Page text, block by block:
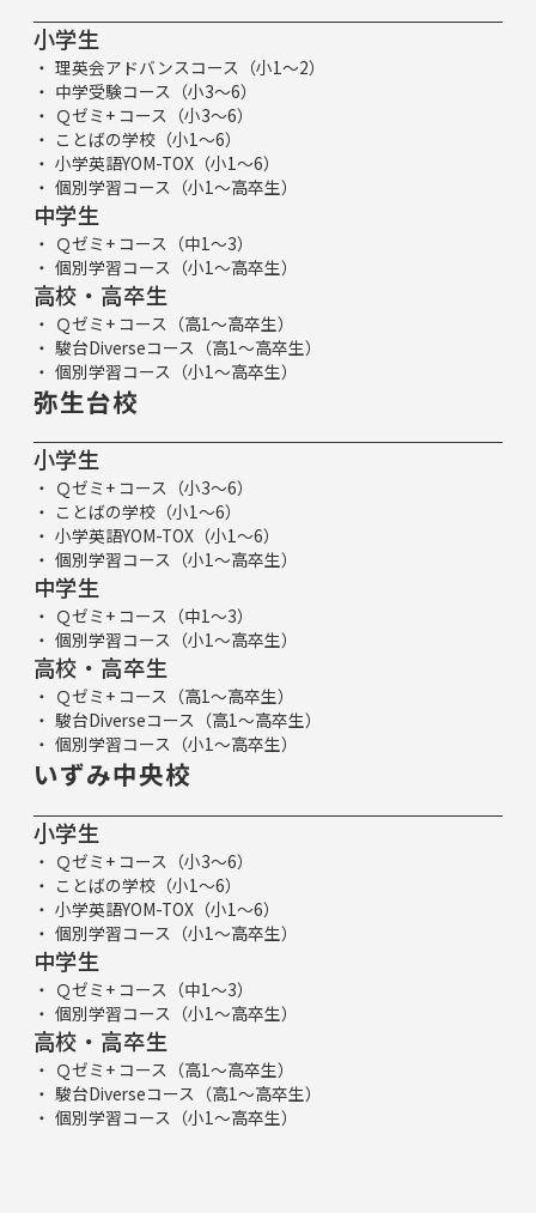
小学生
理英会アドバンスコース（小1～2）
中学受験コース（小3～6）
Ｑゼミ+ コース（小3～6）
ことばの学校（小1～6）
小学英語YOM-TOX（小1～6）
個別学習コース（小1～高卒生）
中学生
Ｑゼミ+ コース（中1～3）
個別学習コース（小1～高卒生）
高校・高卒生
Ｑゼミ+ コース（高1～高卒生）
駿台Diverseコース（高1～高卒生）
個別学習コース（小1～高卒生）
弥生台校
小学生
Ｑゼミ+ コース（小3～6）
ことばの学校（小1～6）
小学英語YOM-TOX（小1～6）
個別学習コース（小1～高卒生）
中学生
Ｑゼミ+ コース（中1～3）
個別学習コース（小1～高卒生）
高校・高卒生
Ｑゼミ+ コース（高1～高卒生）
駿台Diverseコース（高1～高卒生）
個別学習コース（小1～高卒生）
いずみ中央校
小学生
Ｑゼミ+ コース（小3～6）
ことばの学校（小1～6）
小学英語YOM-TOX（小1～6）
個別学習コース（小1～高卒生）
中学生
Ｑゼミ+ コース（中1～3）
個別学習コース（小1～高卒生）
高校・高卒生
Ｑゼミ+ コース（高1～高卒生）
駿台Diverseコース（高1～高卒生）
個別学習コース（小1～高卒生）